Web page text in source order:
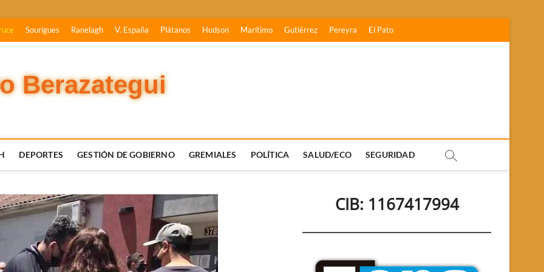
Sourigues Ranelagh V. España Plátanos Hudson Marítimo Gutiérrez Pereyra El Pato
Berazategui
DEPORTES GESTIÓN DE GOBIERNO GREMIALES POLÍTICA SALUD/ECO SEGURIDAD
CIB: 1167417994